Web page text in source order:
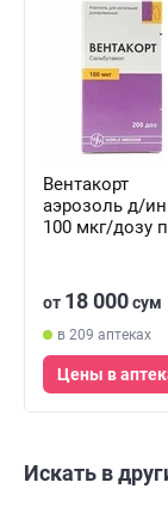
Вентакорт
аэрозоль д/
100 мкг/дозу
от 18 000сум
в 209 аптеках
Цены в
Искать в